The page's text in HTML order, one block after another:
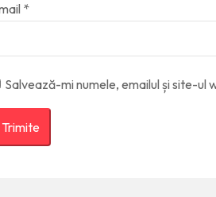
*
Salvează-mi numele, emailul și site-